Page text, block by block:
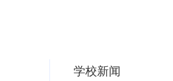
学校新闻